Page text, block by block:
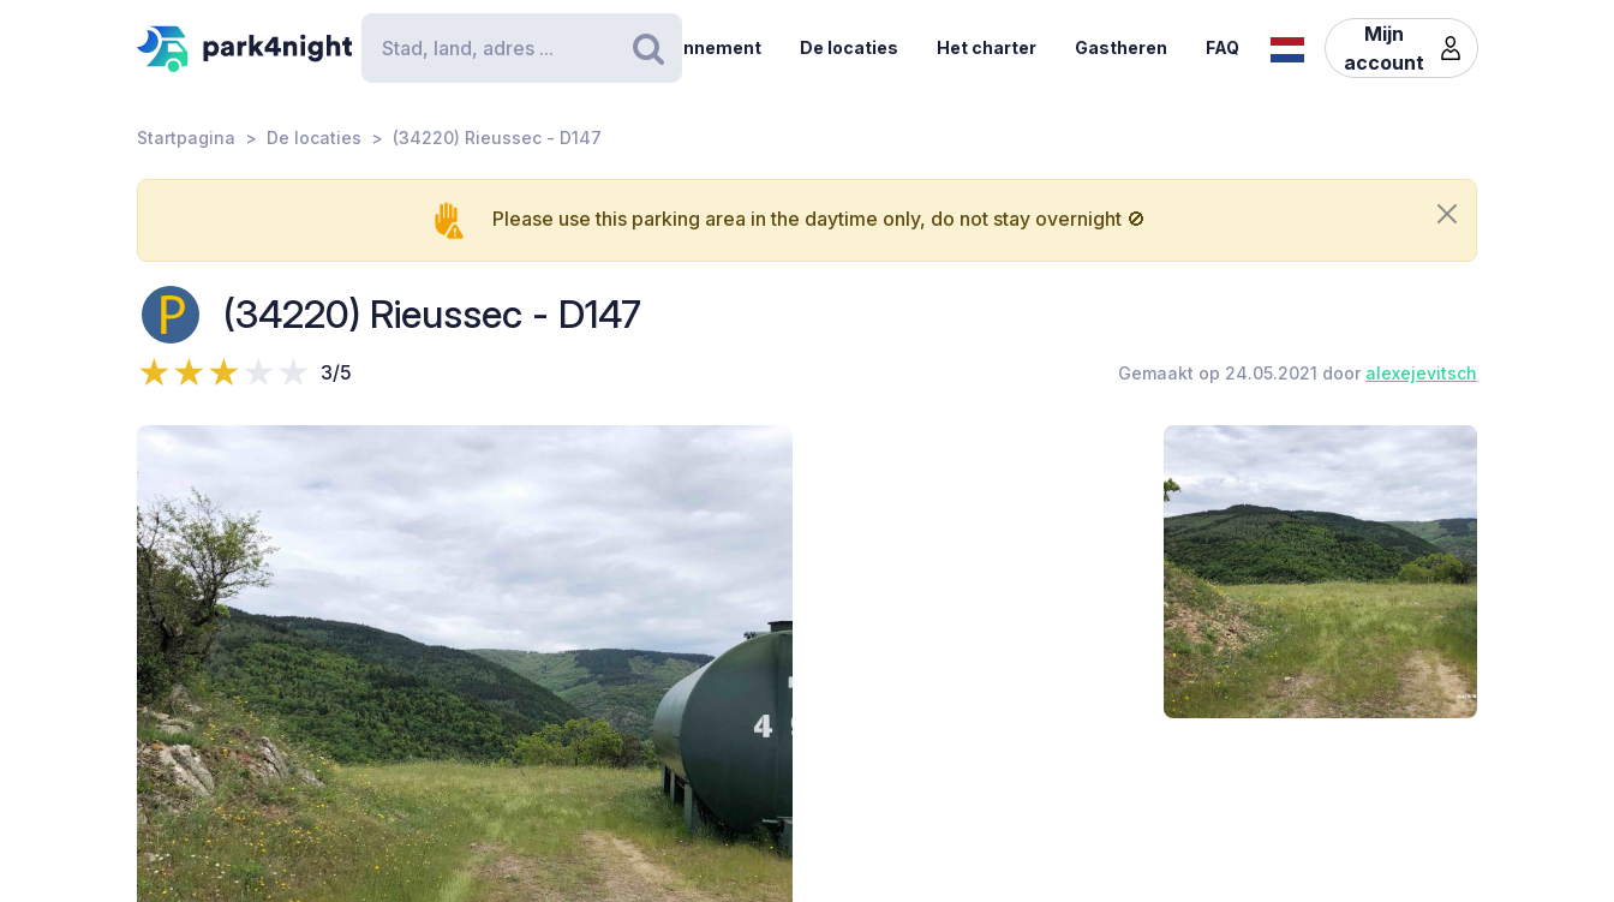
Zoeken
Abonnement De locaties Het charter Gastheren FAQ
Mijn
account
Startpagina De locaties (34220) Rieussec - D147
Please use this parking area in the daytime only, do not stay overnight 🚫
(34220) Rieussec - D147
3/5 Gemaakt op 24.05.2021 door alexejevitsch